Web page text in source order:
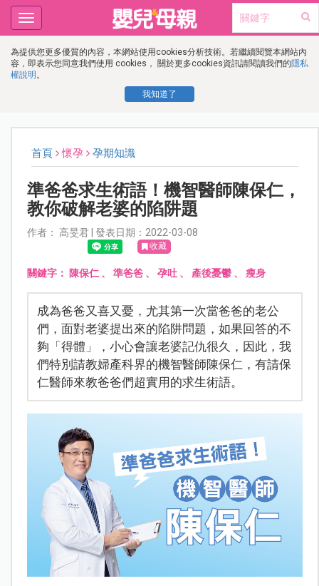
為提供您更多優質的內容，本網站使用cookies分析技術。若繼續閱覽本網站內
容，即表示您同意我們使用 cookies， 關於更多cookies資訊請閱讀我們的隱私
權說明 。
我知道了
Toggle
navigation
首頁 懷孕 孕期知識
準爸爸求生術語！機智醫師陳保仁，
教你破解老婆的陷阱題
作者： 高旻君 | 發表日期：2022-03-08
收藏
關鍵字： 陳保仁、 準爸爸、 孕吐、 產後憂鬱、 瘦身
成為爸爸又喜又憂，尤其第一次當爸爸的老公
們，面對老婆提出來的陷阱問題，如果回答的不
夠「得體」，小心會讓老婆記仇很久，因此，我
們特別請教婦產科界的機智醫師陳保仁，有請保
仁醫師來教爸爸們超實用的求生術語。